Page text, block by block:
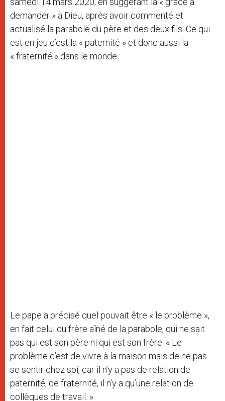
demander » à Dieu, après avoir commenté et
actualisé la parabole du père et des deux fils. Ce qui
est en jeu c’est la « paternité » et donc aussi la
« fraternité » dans le monde.
Le pape a précisé quel pouvait être « le problème »,
en fait celui du frère aîné de la parabole, qui ne sait
pas qui est son père ni qui est son frère: « Le
problème c’est de vivre à la maison mais de ne pas
se sentir chez soi, car il n’y a pas de relation de
paternité, de fraternité, il n’y a qu’une relation de
collègues de travail. »